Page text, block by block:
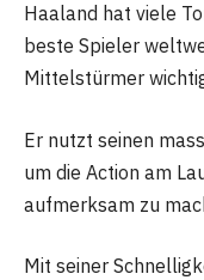
Haaland hat viele
beste Spieler
Mittelstürmer
Er nutzt seinen
um die Action am
aufmerksam zu
Mit seiner